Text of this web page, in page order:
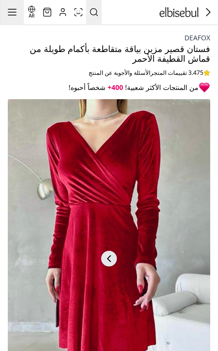
AR
DEAFOX
فستان قصير مزين بياقة متقاطعة بأكمام طويلة من
قماش القطيفة الأحمر
3.475 تقييمات المتجر الأسئلة والأجوبة عن المنتج
من المنتجات الأكثر شعبية! 400+ شخصاً أحبوه!